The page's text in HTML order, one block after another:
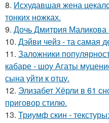
8. Исхудавшая жена
тонких ножках.
9. Дочь Дмитрия Маликова
10. Дэйви чейз - та самая
11. Заложники
кабаре - шоу Агаты
сына уйти к отцу.
12. Элизабет Хёрли в 61
приговор стилю.
13. Триумф скин -